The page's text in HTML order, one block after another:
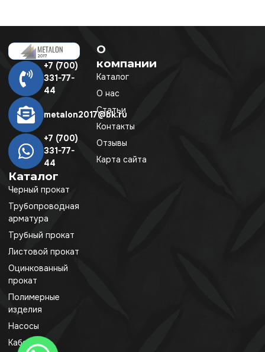
+7 (700)
331-77-
44
metalon2017@bk.ru
+7 (700)
331-77-
44
Каталог
Черный прокат
Трубопроводная
арматура
Трубный прокат
Листовой прокат
Оцинкованный
прокат
Полимерные
изделия
Насосы
Кабель
О
компании
Каталог
О нас
Статьи
Контакты
Отзывы
Карта сайта